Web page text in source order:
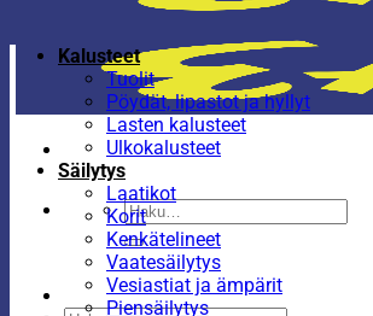
Etsi:
Kalusteet
Tuolit
Pöydät, lipastot ja hyllyt
Lasten kalusteet
Ulkokalusteet
Säilytys
Laatikot
Korit
Kenkätelineet
Vaatesäilytys
Vesiastiat ja ämpärit
Piensäilytys